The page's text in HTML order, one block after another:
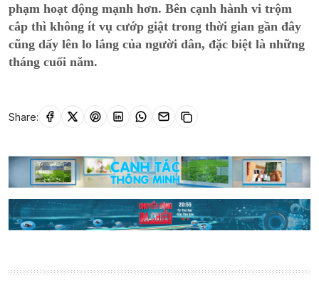
phạm hoạt động mạnh hơn. Bên cạnh hành vi trộm
cắp thì không ít vụ cướp giật trong thời gian gần đây
cũng dấy lên lo lắng của người dân, đặc biệt là những
tháng cuối năm.
Share: